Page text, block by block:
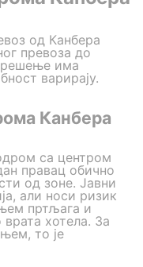
од Канбера
превоза до
решење има
варирају.
Канбера
са центром
правац обично
од зоне. Јавни
али носи ризик
пртљага и
хотела. За
то је